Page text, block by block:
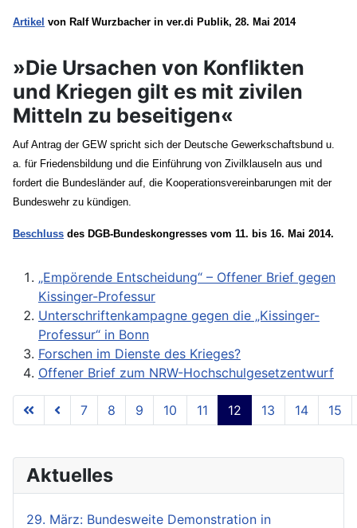
Artikel von Ralf Wurzbacher in ver.di Publik, 28. Mai 2014
»Die Ursachen von Konflikten
und Kriegen gilt es mit zivilen
Mitteln zu beseitigen«
Auf Antrag der GEW spricht sich der Deutsche Gewerkschaftsbund u.
a. für Friedensbildung und die Einführung von Zivilklauseln aus und
fordert die Bundesländer auf, die Kooperationsvereinbarungen mit der
Bundeswehr zu kündigen.
Beschluss des DGB-Bundeskongresses vom 11. bis 16. Mai 2014.
„Empörende Entscheidung“ – Offener Brief gegen
Kissinger-Professur
Unterschriftenkampagne gegen die „Kissinger-
Professur“ in Bonn
Forschen im Dienste des Krieges?
Offener Brief zum NRW-Hochschulgesetzentwurf
Seite 12 von 18
7 8 9 10 11 12 13 14 15
Aktuelles
29. März: Bundesweite Demonstration in